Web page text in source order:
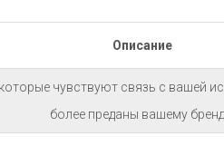
Описание
чувствуют связь с вашей
более преданы вашему